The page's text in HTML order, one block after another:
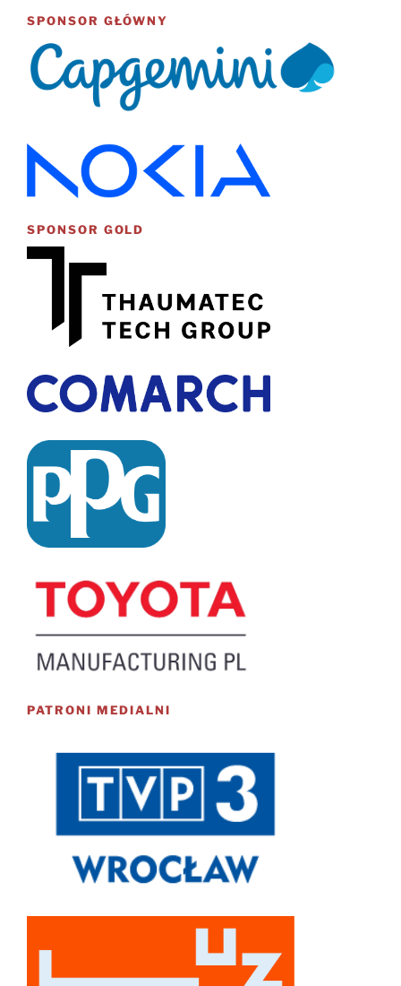
SPONSOR GŁÓWNY
SPONSOR GOLD
PATRONI MEDIALNI